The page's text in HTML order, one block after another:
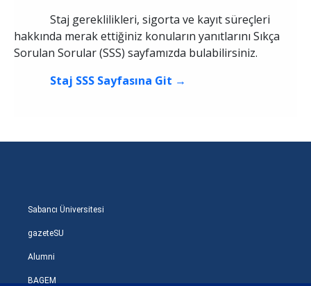
Staj gereklilikleri, sigorta ve kayıt süreçleri
hakkında merak ettiğiniz konuların yanıtlarını Sıkça
Sorulan Sorular (SSS) sayfamızda bulabilirsiniz.
Staj SSS Sayfasına Git →
Sabancı Üniversitesi
gazeteSU
Alumni
BAGEM